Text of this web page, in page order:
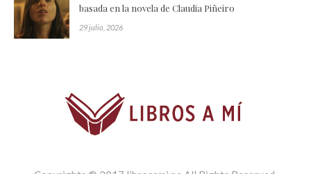
basada en la novela de Claudia Piñeiro
29 julio, 2026